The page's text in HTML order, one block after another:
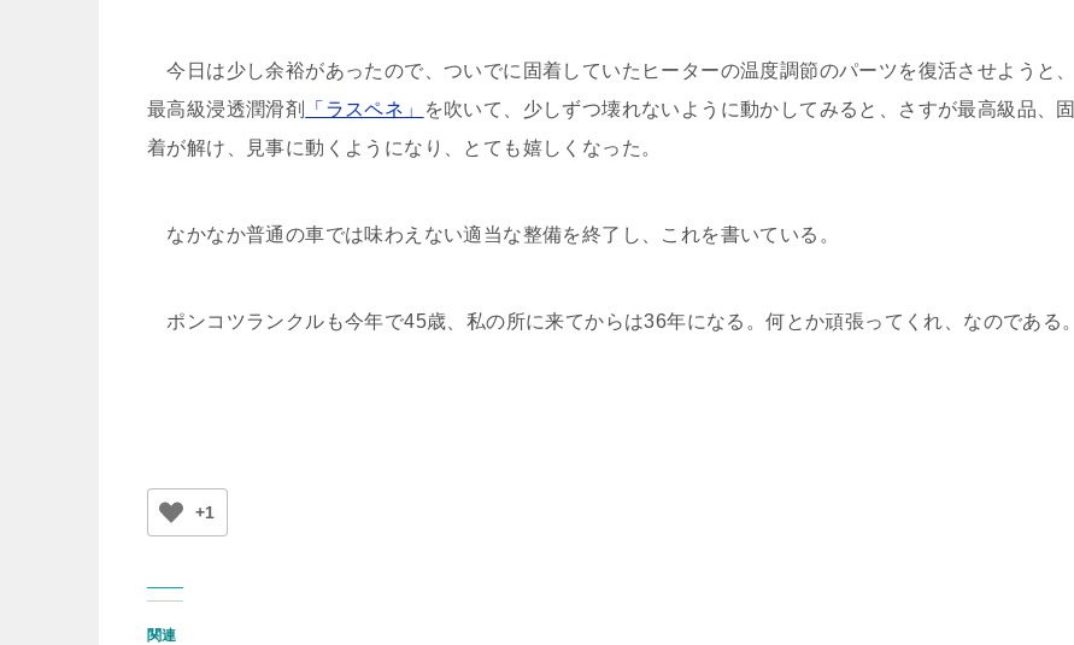
今日は少し余裕があったので、ついでに固着していたヒーターの温度調節のパーツを復活させようと、
最高級浸透潤滑剤
「ラスペネ」
を吹いて、少しずつ壊れないように動かしてみると、さすが最高級品、固
着が解け、見事に動くようになり、とても嬉しくなった。
なかなか普通の車では味わえない適当な整備を終了し、これを書いている。
ポンコツランクルも今年で45歳、私の所に来てからは36年になる。何とか頑張ってくれ、なのである。
+1
関連